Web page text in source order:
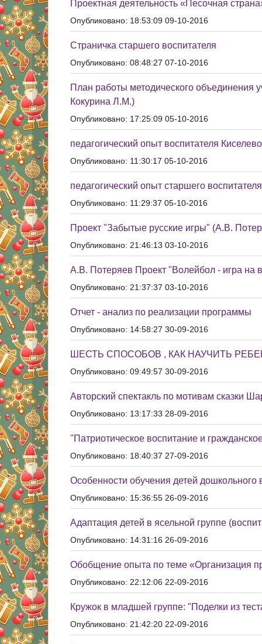
Проектная деятельность «Песочная
Опубликовано: 18:53:09 09-10-2016
Страничка старшего воспитателя
Опубликовано: 08:48:27 07-10-2016
План работы методического объединения
Кокурина Л.М.)
Опубликовано: 17:25:09 05-10-2016
педагогический опыт воспитателя
Опубликовано: 11:30:17 05-10-2016
педагогический опыт старшего
Опубликовано: 11:29:37 05-10-2016
Проект "Забытые русские игры" (А.В.
Опубликовано: 21:46:13 03-10-2016
А.В. Потеряев Проект "Волейбол - игра на
Опубликовано: 21:37:37 03-10-2016
Отчет - анализ по реализации программы
Опубликовано: 14:58:27 30-09-2016
ШЕСТЬ СПОСОБОВ , КАК НАУЧИТЬ
Опубликовано: 09:49:57 30-09-2016
Авторский спектакль по мотивам сказки
Опубликовано: 13:17:33 28-09-2016
"Патриотическое воспитание и
Опубликовано: 18:40:37 27-09-2016
Особенности обучения детей дошкольного
Опубликовано: 15:36:55 26-09-2016
Адаптация детей в ясельной группе
Опубликовано: 14:31:16 26-09-2016
Обобщение опыта по теме «Организация
Опубликовано: 22:12:06 22-09-2016
Кружок в младшей группе: "Поделки из
Опубликовано: 21:42:20 22-09-2016